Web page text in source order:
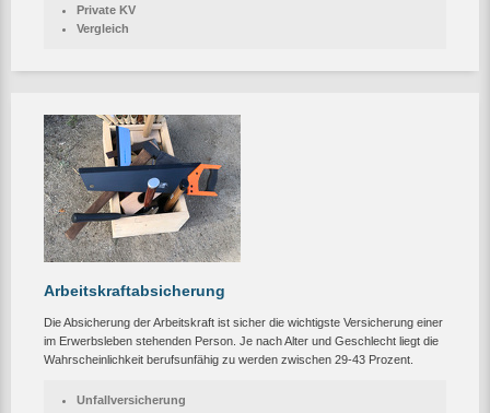
Private KV
Vergleich
Arbeitskraftabsicherung
Die Absicherung der Arbeitskraft ist sicher die wichtigste Versicherung einer
im Erwerbsleben stehenden Person. Je nach Alter und Geschlecht liegt die
Wahrscheinlichkeit berufsunfähig zu werden zwischen 29-43 Prozent.
Unfallversicherung